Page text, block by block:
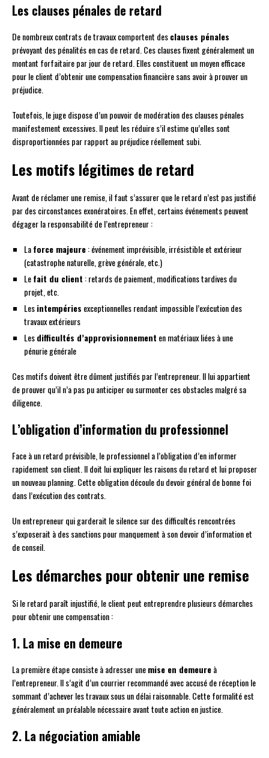
Les clauses pénales de retard
De nombreux contrats de travaux comportent desclauses pénales
prévoyant des pénalités en cas de retard. Ces clauses fixent généralement un
montant forfaitaire par jour de retard. Elles constituent un moyen efficace
pour le client d’obtenir une compensation financière sans avoir à prouver un
préjudice.
Toutefois, le juge dispose d’un pouvoir de modération des clauses pénales
manifestement excessives. Il peut les réduire s’il estime qu’elles sont
disproportionnées par rapport au préjudice réellement subi.
Les motifs légitimes de retard
Avant de réclamer une remise, il faut s’assurer que le retard n’est pas justifié
par des circonstances exonératoires. En effet, certains événements peuvent
dégager la responsabilité de l’entrepreneur :
Laforce majeure: événement imprévisible, irrésistible et extérieur
(catastrophe naturelle, grève générale, etc.)
Lefait du client : retards de paiement, modifications tardives du
projet, etc.
Lesintempéries exceptionnelles rendant impossible l’exécution des
travaux extérieurs
Lesdifficultés d’approvisionnement en matériaux liées à une
pénurie générale
Ces motifs doivent être dûment justifiés par l’entrepreneur. Il lui appartient
de prouver qu’il n’a pas pu anticiper ou surmonter ces obstacles malgré sa
diligence.
L’obligation d’information du professionnel
Face à un retard prévisible, le professionnel a l’obligation d’en informer
rapidement son client. Il doit lui expliquer les raisons du retard et lui proposer
un nouveau planning. Cette obligation découle du devoir général de bonne foi
dans l’exécution des contrats.
Un entrepreneur qui garderait le silence sur des difficultés rencontrées
s’exposerait à des sanctions pour manquement à son devoir d’information et
de conseil.
Les démarches pour obtenir une remise
Si le retard paraît injustifié, le client peut entreprendre plusieurs démarches
pour obtenir une compensation :
1. La mise en demeure
La première étape consiste à adresser unemise en demeureà
l’entrepreneur. Il s’agit d’un courrier recommandé avec accusé de réception le
sommant d’achever les travaux sous un délai raisonnable. Cette formalité est
généralement un préalable nécessaire avant toute action en justice.
2. La négociation amiable